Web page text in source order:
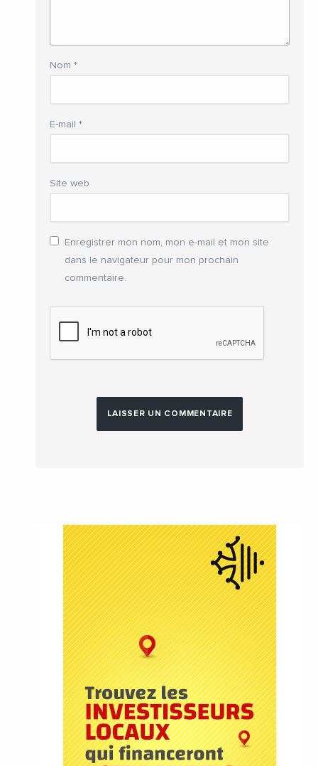
Nom *
E-mail *
Site web
Enregistrer mon nom, mon e-mail et mon site
dans le navigateur pour mon prochain
commentaire.